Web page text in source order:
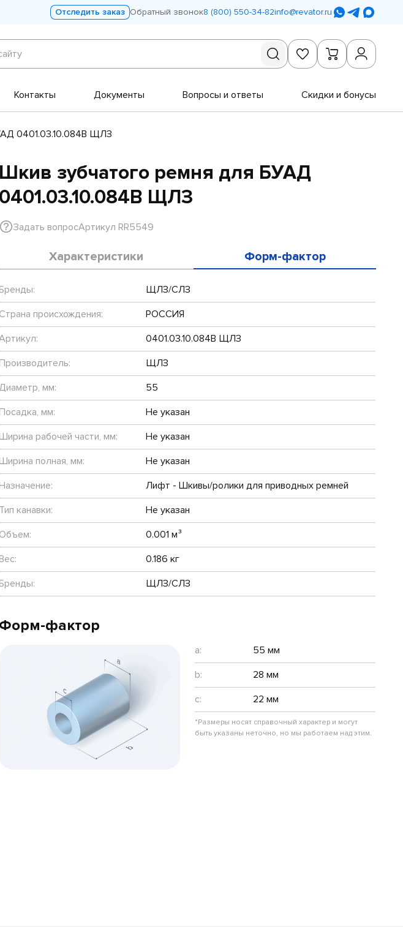
Отследить заказ Обратный звонок8 (800) 550-34-82info@revator.ru
Контакты Документы Вопросы и ответы Скидки и бонусы
0401.03.10.084В ЩЛЗ
Шкив зубчатого ремня для БУАД
0401.03.10.084В ЩЛЗ
Задать вопросАртикул RR5549
Характеристики Форм-фактор
Бренды:
ЩЛЗ/СЛЗ
Страна происхождения:
РОССИЯ
0401.03.10.084В ЩЛЗ
Производитель:
ЩЛЗ
Диаметр, мм:
55
Посадка, мм:
Не указан
Ширина рабочей части, мм:
Не указан
Ширина полная, мм:
Не указан
Назначение:
Лифт - Шкивы/ролики для приводных ремней
Тип канавки:
Не указан
Объем:
0.001 м³
Вес:
0.186 кг
Бренды:
ЩЛЗ/СЛЗ
Форм-фактор
a:
55 мм
b:
28 мм
c:
22 мм
*Размеры носят справочный характер и могут
быть указаны неточно, но мы работаем над этим.